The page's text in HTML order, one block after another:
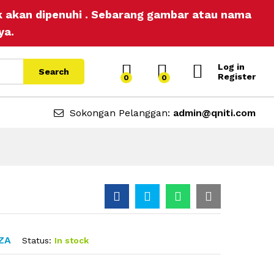
dipenuhi . Sebarang gambar atau nama
Search
0 0
Log in
Register
Sokongan Pelanggan: admin@qniti.com
Status: In stock
Add to Cart